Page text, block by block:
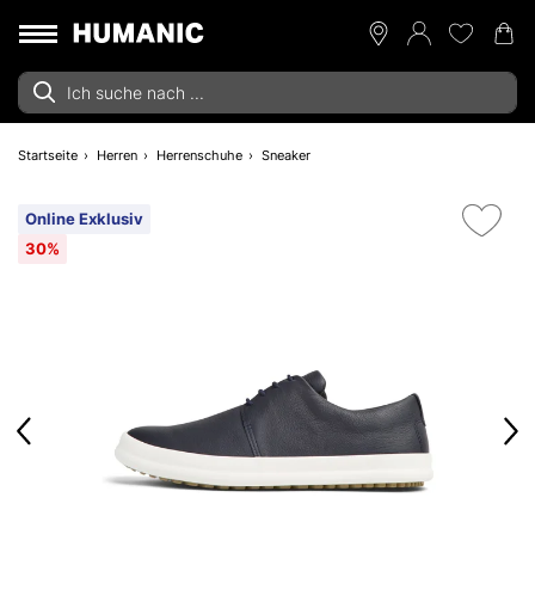
Startseite Herren Herrenschuhe Sneaker
Online Exklusiv
30%